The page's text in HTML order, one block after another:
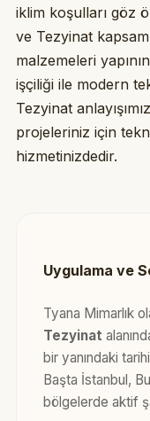
iklim koşulları göz
ve Tezyinat
malzemeleri
işçiliği ile modern
Tezyinat
projeleriniz için
hizmetinizdedir.
Uygulama ve
Tyana Mimarlık
Tezyinat
bir yanındaki
Başta İstanbul,
bölgelerde aktif